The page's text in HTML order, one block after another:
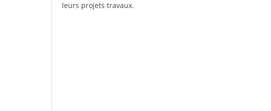
leurs projets travaux.